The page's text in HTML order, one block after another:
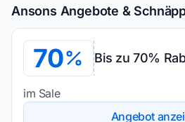
Ansons Angebote &
70 Bis zu 70%
im Sale
Angebot